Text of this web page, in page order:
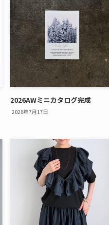
2026AWミニカタログ完成
2026年7月17日